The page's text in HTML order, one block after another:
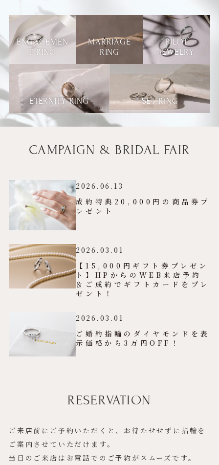
ENGAGEMEN
T RING
MARRIAGE
RING
PILOT
JEWELRY
ETERNITY RING SET RING
CAMPAIGN & BRIDAL FAIR
2026.06.13
成約特典20,000円の商品券プ
レゼント
2026.03.01
【15,000円ギフト券プレゼン
ト】HPからのWEB来店予約
＆ご成約でギフトカードをプレ
ゼント！
2026.03.01
ご婚約指輪のダイヤモンドを表
示価格から3万円OFF！
RESERVATION
ご来店前にご予約いただくと、お待たせせずに指輪を
ご案内させていただけます。
当日のご来店はお電話でのご予約がスムーズです。